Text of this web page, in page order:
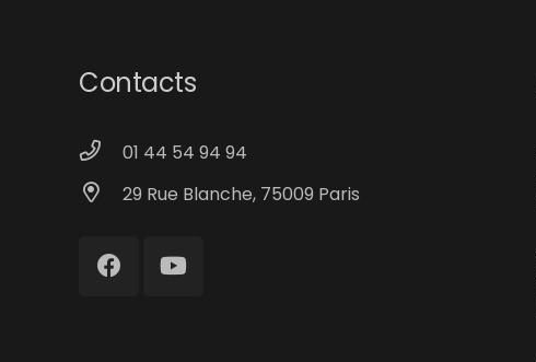
Contacts
01 44 54 94 94
29 Rue Blanche, 75009 Paris